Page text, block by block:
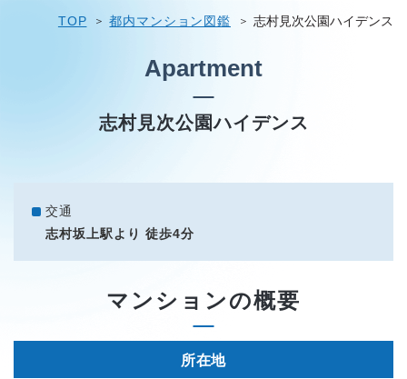
TOP 都内マンション図鑑 志村見次公園ハイデンス
Apartment
志村見次公園ハイデンス
交通
志村坂上駅より 徒歩4分
マンションの概要
所在地